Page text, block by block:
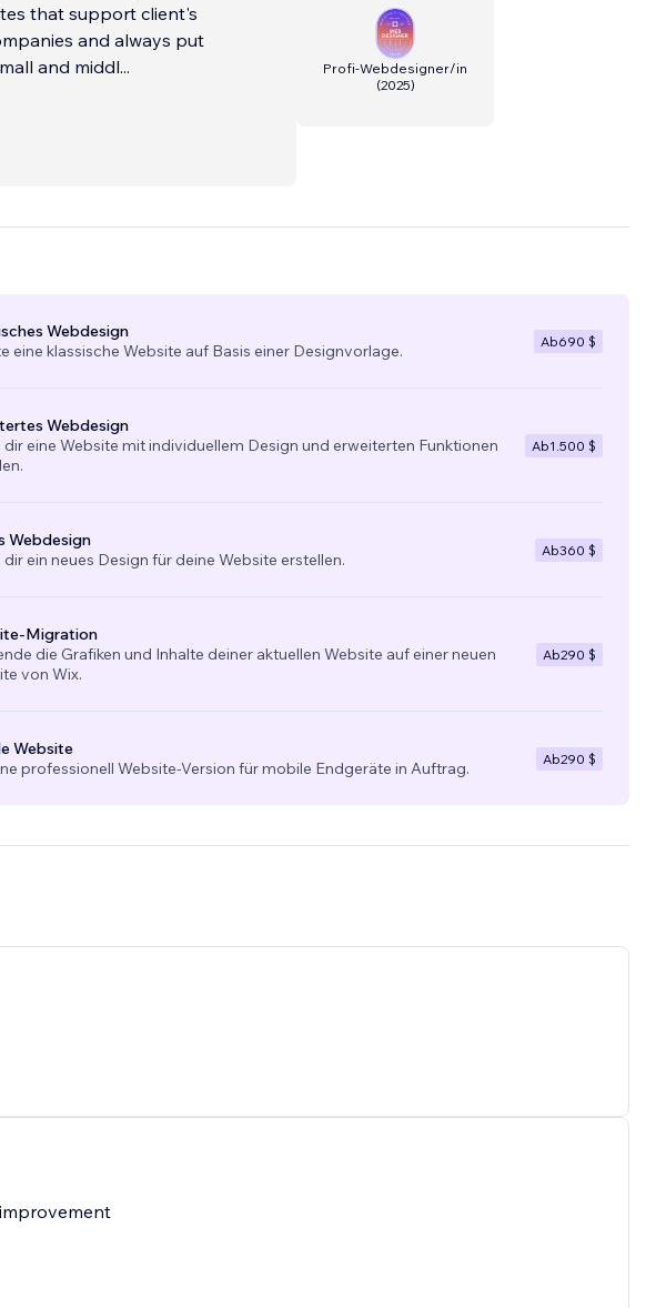
that support client's
and always put
and middl...
Profi-Webdesigner/in
(2025)
Webdesign
eine klassische Website auf Basis einer Designvorlage.
Ab690 $
Webdesign
dir eine Website mit individuellem Design und erweiterten Funktionen
Ab1.500 $
Webdesign
dir ein neues Design für deine Website erstellen.
Ab360 $
Migration
die Grafiken und Inhalte deiner aktuellen Website auf einer neuen
von Wix.
Ab290 $
Website
professionell Website-Version für mobile Endgeräte in Auftrag.
Ab290 $